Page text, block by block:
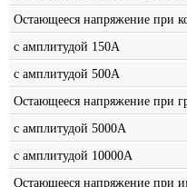
Остающееся напряжение при
с амплитудой 150А
с амплитудой 500А
Остающееся напряжение при
с амплитудой 5000А
с амплитудой 10000А
Остающееся напряжение при